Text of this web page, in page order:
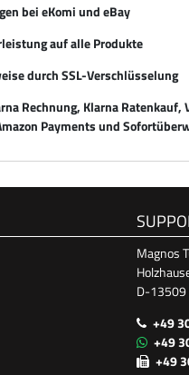
bei eKomi und eBay
auf alle Produkte
durch SSL-Verschlüsselung
Rechnung, Klarna Ratenkauf,
Payments und
Magnos
D-13509
+49
+49
+49